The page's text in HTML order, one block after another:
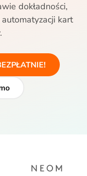
dokładności,
kart